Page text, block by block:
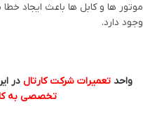
موتور ها و کابل ها باعث ایجاد
وجود دارد.
واحد تعمیرات شرکت کارتال در
تخصصی به